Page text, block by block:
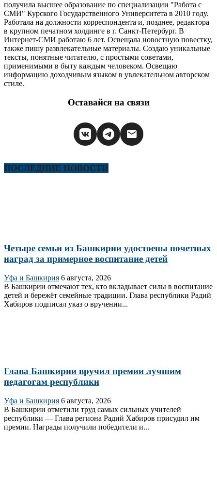
получила высшее образование по специализации "Работа с
СМИ" Курского Государственного Университета в 2010 году.
Работала на должности корреспондента и, позднее, редактора
в крупном печатном холдинге в г. Санкт-Петербург. В
Интернет-СМИ работаю 6 лет. Освещала новостную повестку,
также пишу развлекательные материалы. Создаю уникальные
тексты, понятные читателю, с простыми советами,
применимыми в быту каждым человеком. Освещаю
информацию доходчивым языком в увлекательном авторском
стиле.
Оставайся на связи
ПОСЛЕДНИЕ НОВОСТИ
Четыре семьи из Башкирии удостоены почетных
наград за примерное воспитание детей
Уфа и Башкирия 6 августа, 2026
В Башкирии отмечают тех, кто вкладывает силы в воспитание
детей и бережёт семейные традиции. Глава республики Радий
Хабиров подписал указ о вручении...
Глава Башкирии вручил премии лучшим
педагогам республики
Уфа и Башкирия 6 августа, 2026
В Башкирии отметили труд самых сильных учителей
республики — Глава региона Радий Хабиров присудил им
премии. Награды получили победители и...